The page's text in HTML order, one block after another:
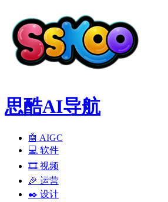
思酷AI导航
🤖 AIGC
💻️ 软件
🎞️ 视频
🎉 运营
✒️ 设计